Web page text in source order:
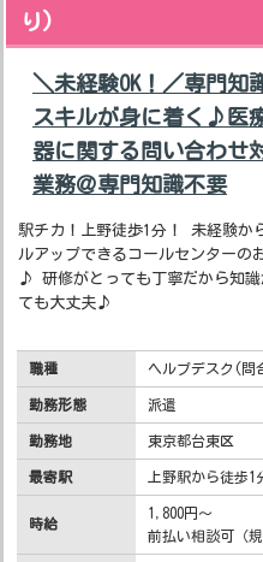
り)
＼未経験OK！／専門知
スキルが身に着く♪医
器に関する問い合わせ
業務＠専門知識不要
駅チカ！上野徒歩1分！ 未経験か
ルアップできるコールセンターの
♪ 研修がとっても丁寧だから知識
ても大丈夫♪
職種 ヘルプデスク(問
勤務形態 派遣
勤務地 東京都台東区
最寄駅 上野駅から徒歩1
時給
1,800円～
前払い相談可（規